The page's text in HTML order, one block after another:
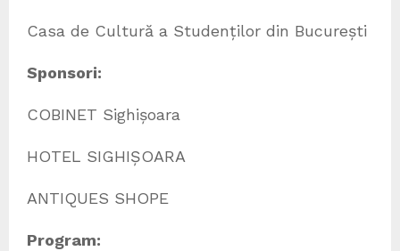
Casa de Cultură a Studenților din București
Sponsori:
COBINET Sighișoara
HOTEL SIGHIȘOARA
ANTIQUES SHOPE
Program: